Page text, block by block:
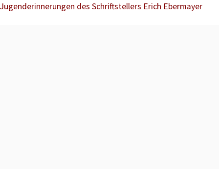
Jugenderinnerungen des Schriftstellers Erich Ebermayer